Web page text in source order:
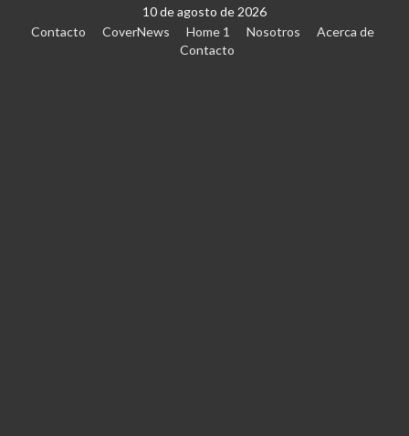
10 de agosto de 2026
Contacto
CoverNews Home 1 Nosotros
Acerca de
Contacto